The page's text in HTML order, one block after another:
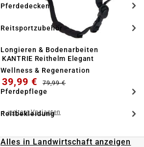
Pferdedecken
Reitsportzubehör
Longieren & Bodenarbeiten
Wellness & Regeneration
Pferdepflege
Reitbekleidung
Alles in Landwirtschaft anzeigen
KANTRIE Reithelm Elegant
39,99 € 79,99 €
+weitere Varianten